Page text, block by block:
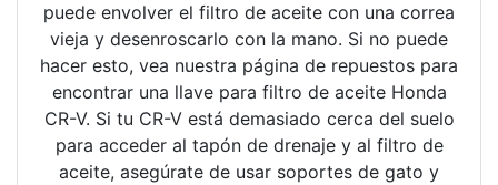
puede envolver el filtro de aceite con una correa
vieja y desenroscarlo con la mano. Si no puede
hacer esto, vea nuestra página de repuestos para
encontrar una llave para filtro de aceite Honda
CR-V. Si tu CR-V está demasiado cerca del suelo
para acceder al tapón de drenaje y al filtro de
aceite, asegúrate de usar soportes de gato y